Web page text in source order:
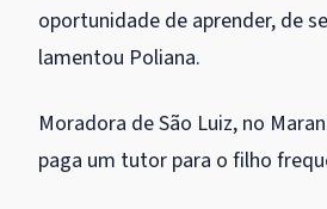
oportunidade de aprender, de
lamentou Poliana.
Moradora de São Luiz, no
paga um tutor para o filho